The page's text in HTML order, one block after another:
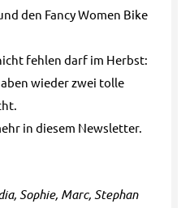
den Fancy Women Bike
fehlen darf im Herbst:
wieder zwei tolle
in diesem Newsletter.
Sophie, Marc, Stephan